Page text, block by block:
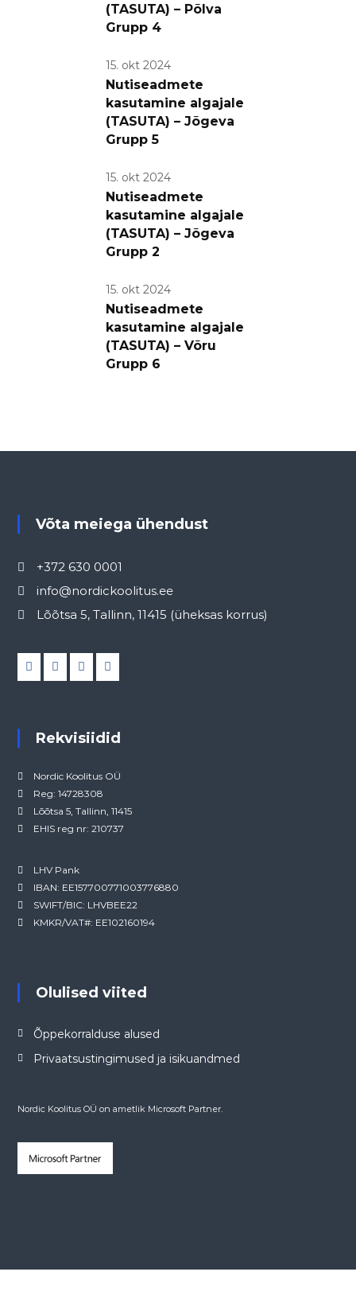
(TASUTA) – Põlva
Grupp 4
15. okt 2024
Nutiseadmete
kasutamine algajale
(TASUTA) – Jõgeva
Grupp 5
15. okt 2024
Nutiseadmete
kasutamine algajale
(TASUTA) – Jõgeva
Grupp 2
15. okt 2024
Nutiseadmete
kasutamine algajale
(TASUTA) – Võru
Grupp 6
Võta meiega ühendust
+372 630 0001
info@nordickoolitus.ee
Lõõtsa 5, Tallinn, 11415 (üheksas korrus)
Rekvisiidid
Nordic Koolitus OÜ
Reg: 14728308
Lõõtsa 5, Tallinn, 11415
EHIS reg nr: 210737
LHV Pank
IBAN: EE157700771003776880
SWIFT/BIC: LHVBEE22
KMKR/VAT#: EE102160194
Olulised viited
Õppekorralduse alused
Privaatsustingimused ja isikuandmed
Nordic Koolitus OÜ on ametlik Microsoft Partner.